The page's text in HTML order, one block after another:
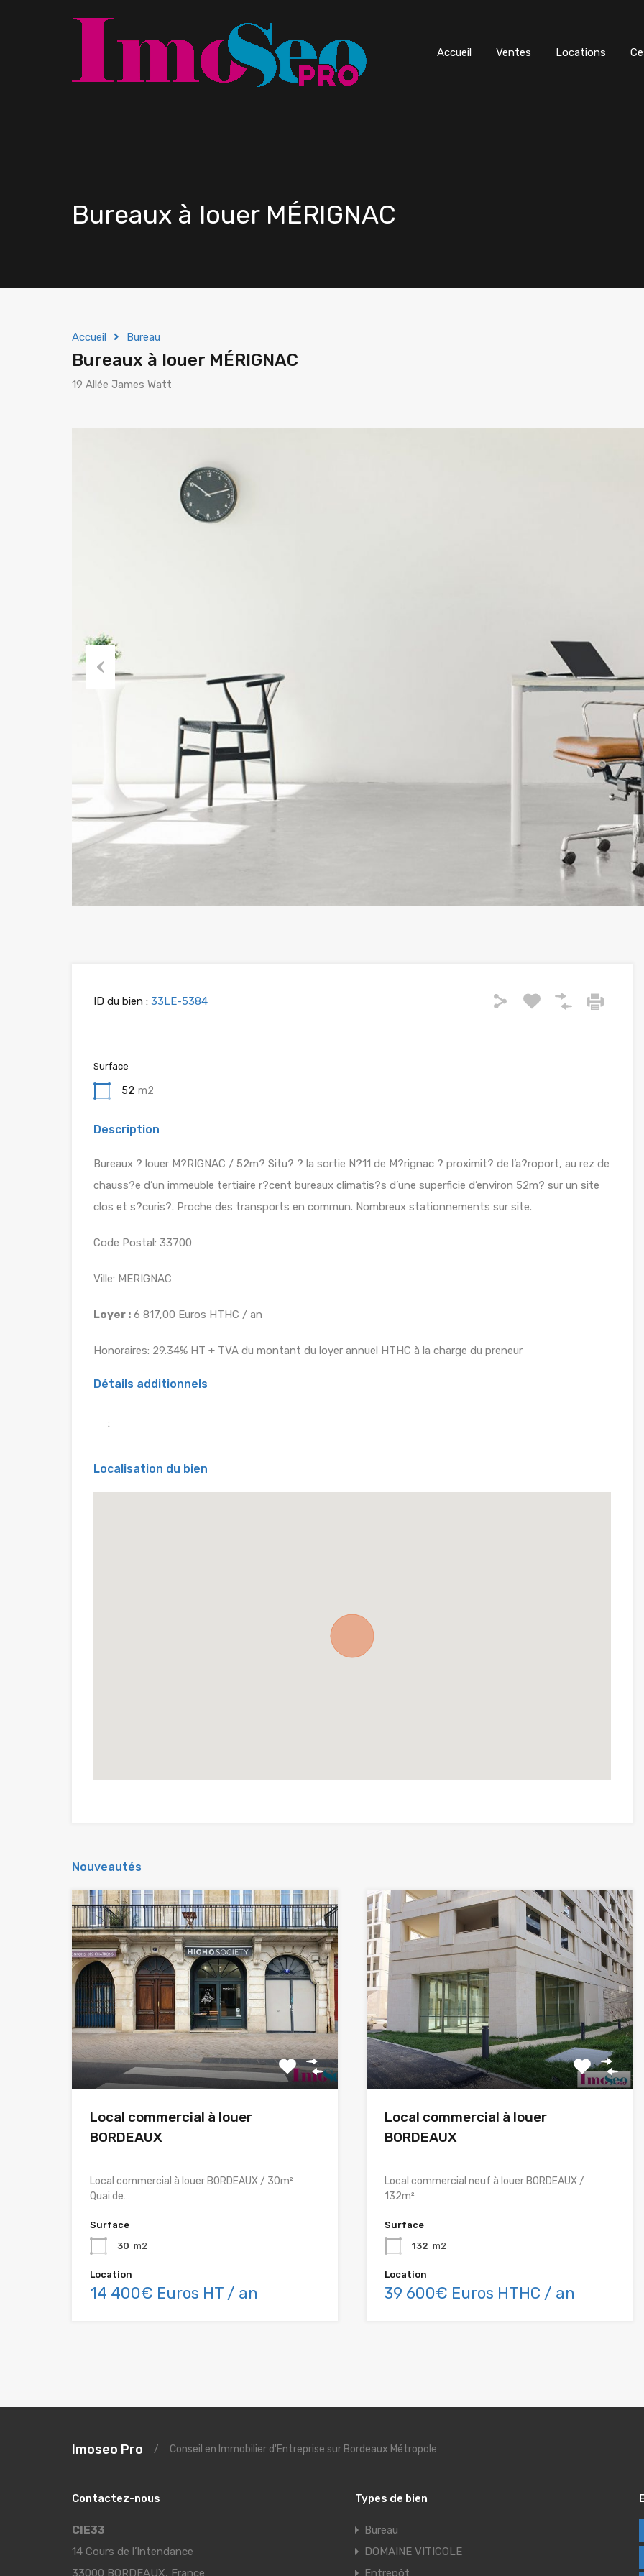
Accueil Ventes Locations
Bureaux à louer MÉRIGNAC
Accueil Bureau
Bureaux à louer MÉRIGNAC
19 Allée James Watt
ID du bien : 33LE-5384
Surface
52 m2
Description
Bureaux ? louer M?RIGNAC / 52m? Situ? ? la sortie N?11 de M?rignac ? proximit? de l’a?roport, au rez de
chauss?e d’un immeuble tertiaire r?cent bureaux climatis?s d’une superficie d’environ 52m? sur un site
clos et s?curis?. Proche des transports en commun. Nombreux stationnements sur site.
Code Postal: 33700
Ville: MERIGNAC
Loyer : 6 817,00 Euros HTHC / an
Honoraires: 29.34% HT + TVA du montant du loyer annuel HTHC à la charge du preneur
Détails additionnels
:
Localisation du bien
Nouveautés
Local commercial à louer
BORDEAUX
Local commercial à louer BORDEAUX / 30m²
Quai de…
Surface
30 m2
Location
14 400€ Euros HT / an
Local commercial à louer
BORDEAUX
Local commercial neuf à louer BORDEAUX /
132m²
Surface
132 m2
Location
39 600€ Euros HTHC / an
Imoseo Pro / Conseil en Immobilier d'Entreprise sur Bordeaux Métropole
Contactez-nous
CIE33
14 Cours de l’Intendance
33000 BORDEAUX, France
Types de bien
Bureau
DOMAINE VITICOLE
Entrepôt